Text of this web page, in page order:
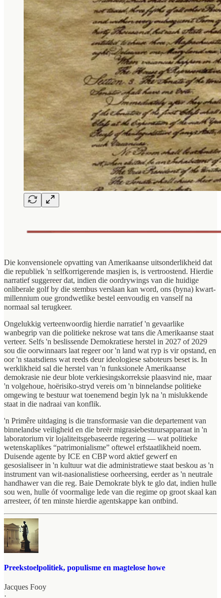
Die konvensionele opvatting van Amerikaanse uitsonderlikheid dat
die republiek 'n selfkorrigerende masjien is, is vertroostend. Hierdie
narratief suggereer dat, indien die oordrywings van die huidige
onliberale golf by die stembus verslaan kan word, ons (byna) kwart-
millennium oue grondwetlike bestel eenvoudig en vanself na
normaal sal terugkeer.
Ongelukkig verteenwoordig hierdie narratief 'n gevaarlike
wanbegrip van die politieke nekrose wat tans die Amerikaanse staat
verteer. Selfs 'n beslissende Demokratiese herstel in 2027 of 2029
sou die oorwinnaars laat regeer oor 'n land wat ryp is vir opstand, en
oor 'n staatsdiens wat reeds deur ideologiese saboteurs beset is. In
werklikheid sal die herstel van 'n funksionele Amerikaanse
demokrasie nie deur blote verkiesingskorreksie plaasvind nie, maar
'n volgehoue, hoërisiko-stryd vereis om 'n binnelandse politieke
omgewing te bestuur wat toenemend begin lyk na 'n mislukkende
staat in die nadraai van konflik.
'n Primêre uitdaging is die transformasie van die departement van
binnelandse veiligheid en die breër migrasiebestuursapparaat in 'n
laboratorium vir lojaliteitsgebaseerde regering — wat politieke
wetenskaplikes “patrimonialisme” oftewel erfstaatlikheid noem.
Duisende agente by ICE en CBP word aktief gewerf en
gesosialiseer in 'n kultuur wat die administratiewe staat beskou as 'n
instrument van wit-nasionalistiese oorheersing, eerder as 'n neutrale
handhawer van die reg. Baie Demokrate blyk te glo dat, indien hulle
sou wen, hulle óf voormalige lede van die regime op groot skaal kan
arresteer, óf ten minste hierdie agentskappe kan ontbind.
Preekstoelpolitiek, populisme en magtelose howe
Jacques Fooy
·